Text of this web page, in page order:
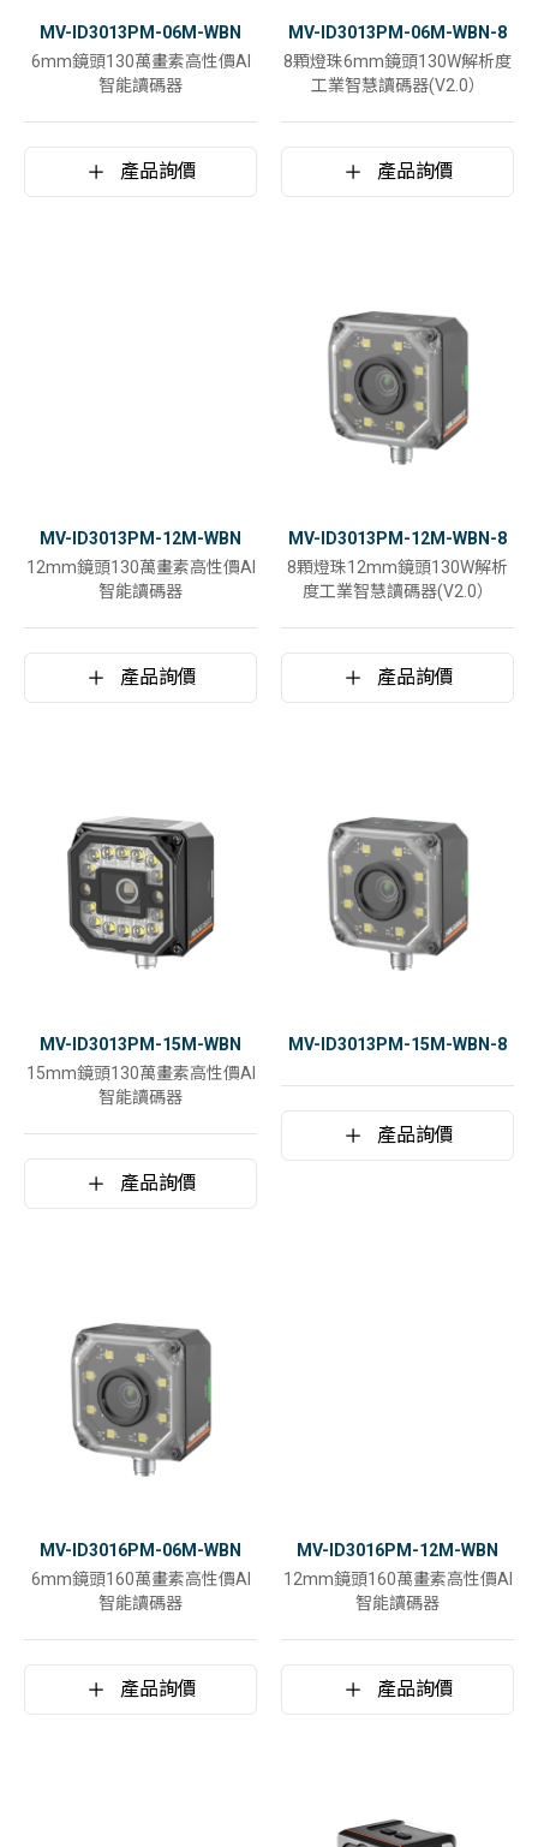
MV-ID3013PM-06M-WBN
6mm鏡頭130萬畫素高性價AI
智能讀碼器
產品詢價
MV-ID3013PM-06M-WBN-8
8顆燈珠6mm鏡頭130W解析度
工業智慧讀碼器(V2.0）
產品詢價
MV-ID3013PM-12M-WBN
12mm鏡頭130萬畫素高性價AI
智能讀碼器
產品詢價
MV-ID3013PM-12M-WBN-8
8顆燈珠12mm鏡頭130W解析
度工業智慧讀碼器(V2.0）
產品詢價
MV-ID3013PM-15M-WBN
15mm鏡頭130萬畫素高性價AI
智能讀碼器
產品詢價
MV-ID3013PM-15M-WBN-8
產品詢價
MV-ID3016PM-06M-WBN
6mm鏡頭160萬畫素高性價AI
智能讀碼器
產品詢價
MV-ID3016PM-12M-WBN
12mm鏡頭160萬畫素高性價AI
智能讀碼器
產品詢價